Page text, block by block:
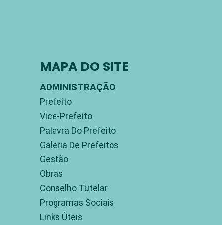
MAPA DO SITE
ADMINISTRAÇÃO
Prefeito
Vice-Prefeito
Palavra Do Prefeito
Galeria De Prefeitos
Gestão
Obras
Conselho Tutelar
Programas Sociais
Links Úteis